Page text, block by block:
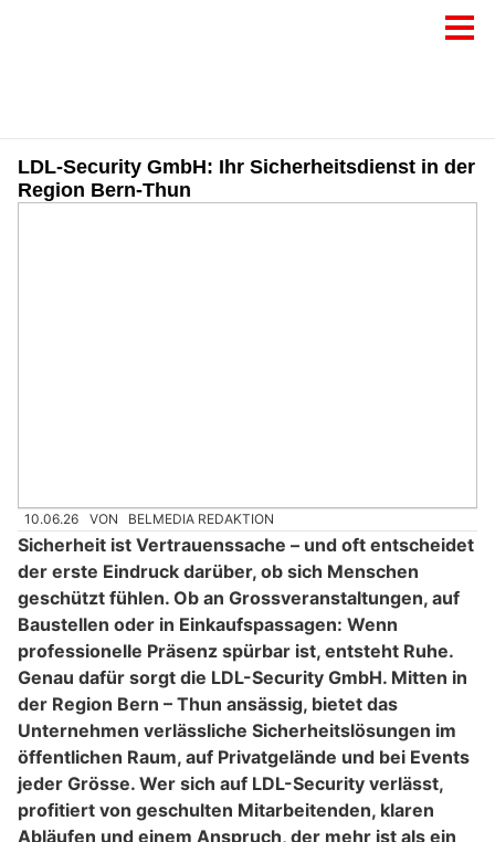
LDL-Security GmbH: Ihr Sicherheitsdienst in der
Region Bern-Thun
10.06.26 VON BELMEDIA REDAKTION
Sicherheit ist Vertrauenssache – und oft entscheidet
der erste Eindruck darüber, ob sich Menschen
geschützt fühlen. Ob an Grossveranstaltungen, auf
Baustellen oder in Einkaufspassagen: Wenn
professionelle Präsenz spürbar ist, entsteht Ruhe.
Genau dafür sorgt die LDL-Security GmbH. Mitten in
der Region Bern – Thun ansässig, bietet das
Unternehmen verlässliche Sicherheitslösungen im
öffentlichen Raum, auf Privatgelände und bei Events
jeder Grösse. Wer sich auf LDL-Security verlässt,
profitiert von geschulten Mitarbeitenden, klaren
Abläufen und einem Anspruch, der mehr ist als ein